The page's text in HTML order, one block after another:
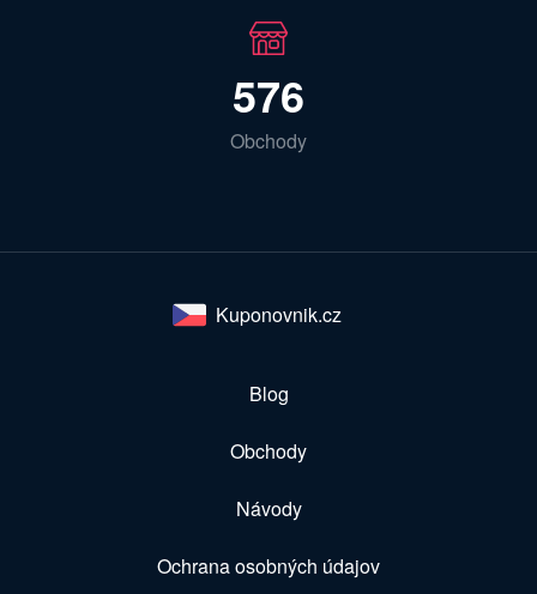
576
Obchody
Kuponovnik.cz
Blog
Obchody
Návody
Ochrana osobných údajov